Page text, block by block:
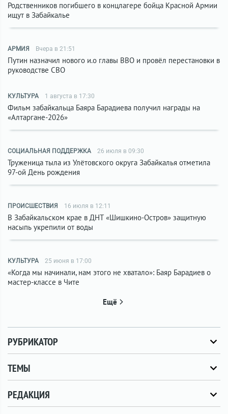
Родственников погибшего в концлагере бойца Красной Армии
ищут в Забайкалье
АРМИЯ Вчера в 21:51
Путин назначил нового и.о главы ВВО и провёл перестановки в
руководстве СВО
КУЛЬТУРА 1 августа в 17:30
Фильм забайкальца Баяра Барадиева получил награды на
«Алтаргане-2026»
СОЦИАЛЬНАЯ ПОДДЕРЖКА 26 июля в 09:30
Труженица тыла из Улётовского округа Забайкалья отметила
97-ой День рождения
ПРОИСШЕСТВИЯ 16 июля в 12:11
В Забайкальском крае в ДНТ «Шишкино-Остров» защитную
насыпь укрепили от воды
КУЛЬТУРА 25 июня в 17:00
«Когда мы начинали, нам этого не хватало»: Баяр Барадиев о
мастер-классе в Чите
Ещё
РУБРИКАТОР
ТЕМЫ
РЕДАКЦИЯ